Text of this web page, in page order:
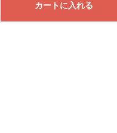
カートに入れる